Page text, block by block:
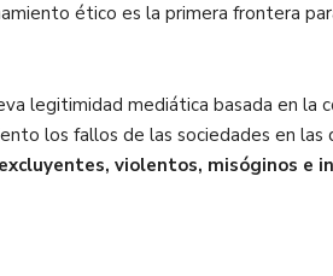
ético es la primera frontera
legitimidad mediática basada en la
los fallos de las sociedades en las
violentos, misóginos e